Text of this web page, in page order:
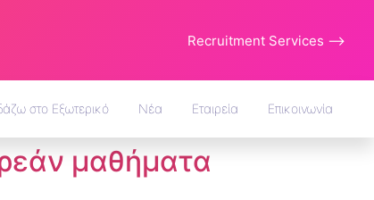
Recruitment Services ⟶
στο Εξωτερικό Νέα Εταιρεία Επικοινωνία
μαθήματα